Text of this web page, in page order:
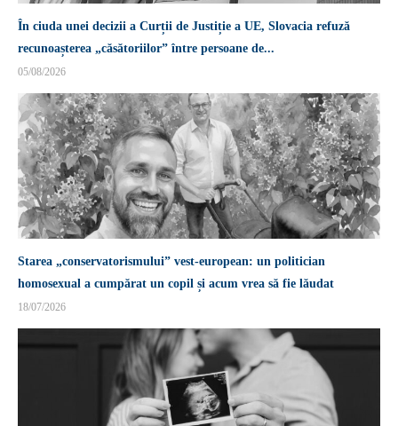
În ciuda unei decizii a Curții de Justiție a UE, Slovacia refuză
recunoașterea „căsătoriilor” între persoane de...
05/08/2026
Starea „conservatorismului” vest-european: un politician
homosexual a cumpărat un copil și acum vrea să fie lăudat
18/07/2026